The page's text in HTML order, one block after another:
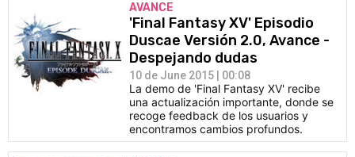
AVANCE
'Final Fantasy XV' Episodio
Duscae Versión 2.0, Avance -
Despejando dudas
10 de June 2015 | 00:08
La demo de 'Final Fantasy XV' recibe
una actualización importante, donde se
recoge feedback de los usuarios y
encontramos cambios profundos.